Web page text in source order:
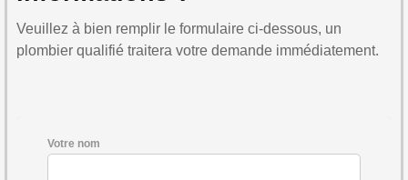
Veuillez à bien remplir le formulaire ci-dessous, un
plombier qualifié traitera votre demande immédiatement.
Votre nom